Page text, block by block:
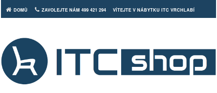
DOMŮ ZAVOLEJTE NÁM 499 421 294 VÍTEJTE V NÁBYTKU ITC VRCHLABÍ